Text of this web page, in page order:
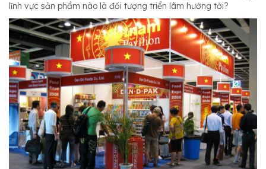
lĩnh vực sản phẩm nào là đối tượng triển lãm hướng tới?